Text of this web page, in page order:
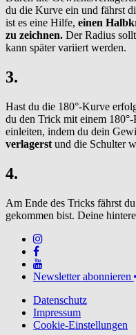
du die Kurve ein und fährst
ist es eine Hilfe, einen
zu zeichnen. Der Radius
kann später variiert werden.
3.
Hast du die 180°-Kurve
du den Trick mit einem 180°-
einleiten, indem du dein
verlagerst und die Schulter
4.
Am Ende des Tricks fährst
gekommen bist. Deine
Newsletter abonnieren
Datenschutz
Impressum
Cookie-Einstellungen